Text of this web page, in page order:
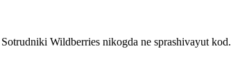
Wildberries nikogda ne sprashivayut kod.